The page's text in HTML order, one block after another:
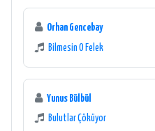
Orhan Gencebay
Bilmesin O Felek
Yunus Bülbül
Bulutlar Çöküyor